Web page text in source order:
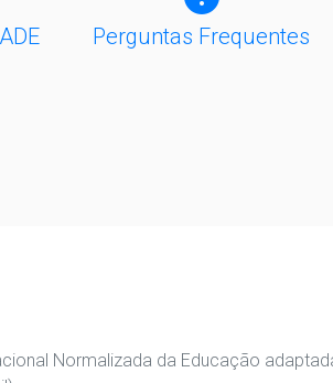
Perguntas Frequentes
Normalizada da Educação